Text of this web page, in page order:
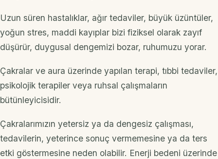
Uzun süren hastalıklar, ağır tedaviler, büyük üzüntüler,
yoğun stres, maddi kayıplar bizi fiziksel olarak zayıf
düşürür, duygusal dengemizi bozar, ruhumuzu yorar.
Çakralar ve aura üzerinde yapılan terapi, tıbbi tedaviler,
psikolojik terapiler veya ruhsal çalışmaların
bütünleyicisidir.
Çakralarımızın yetersiz ya da dengesiz çalışması,
tedavilerin, yeterince sonuç vermemesine ya da ters
etki göstermesine neden olabilir. Enerji bedeni üzerinde